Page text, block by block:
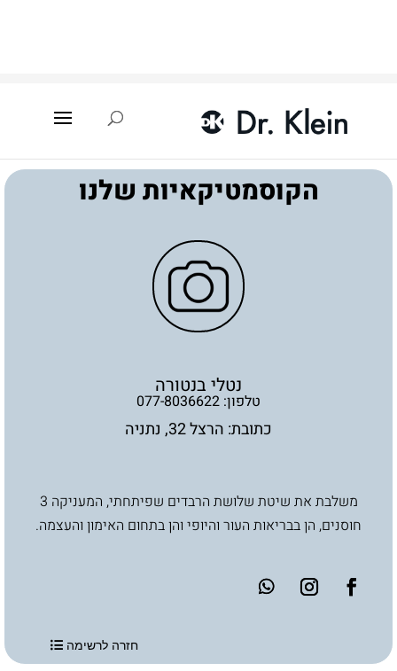
הקוסמטיקאיות שלנו
נטלי בנטורה
טלפון: 077-8036622
כתובת: הרצל 32, נתניה
משלבת את שיטת שלושת הרבדים שפיתחתי, המעניקה 3
חוסנים, הן בבריאות העור והיופי והן בתחום האימון והעצמה.
חזרה לרשימה